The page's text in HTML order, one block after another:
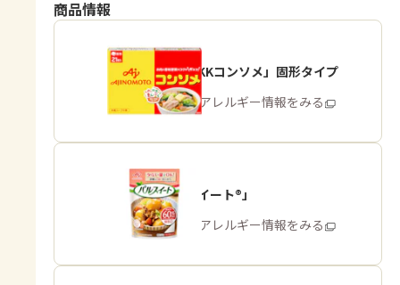
商品情報
「味の素KKコンソメ」固形タイプ
商品・アレルギー情報をみる
「パルスイート®」
商品・アレルギー情報をみる